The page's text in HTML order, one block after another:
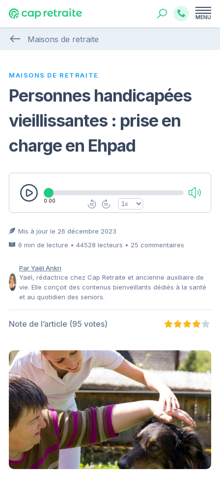
MENU
Maisons de retraite
MAISONS DE RETRAITE
Personnes handicapées
vieillissantes : prise en
charge en Ehpad
0:00
Mis à jour le 26 décembre 2023
6 min de lecture • 44528 lecteurs • 25 commentaires
Par Yaël Ankri
Yaël, rédactrice chez Cap Retraite et ancienne auxiliaire de
vie. Elle conçoit des contenus bienveillants dédiés à la santé
et au quotidien des seniors.
Note de l’article (95 votes)